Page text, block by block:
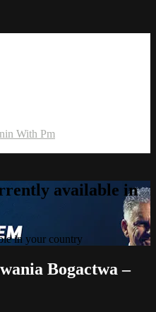
With Pm
available in
in your country
Bogactwa –